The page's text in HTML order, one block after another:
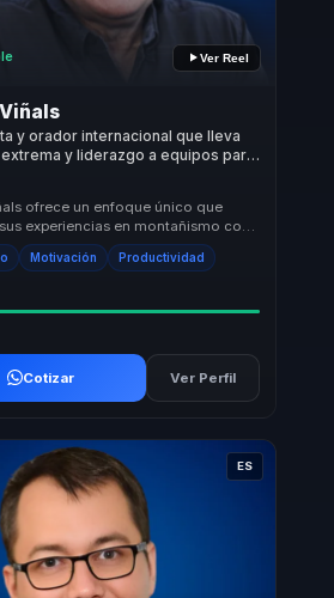
Ver Reel
y orador internacional que lleva
y liderazgo a equipos para
en resiliencia, foco y
ofrece un enfoque único que
experiencias en montañismo con
de liderazgo y resiliencia. Su
Motivación Productividad
Cotizar Ver Perfil
ES